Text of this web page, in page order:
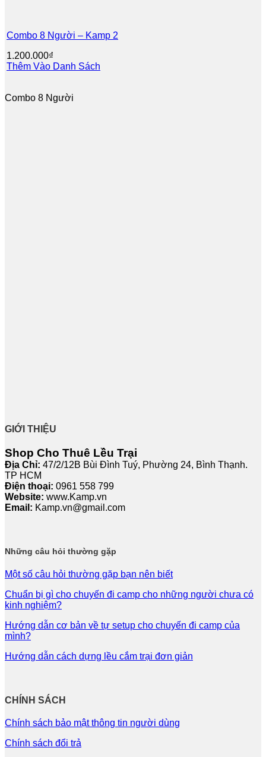
Combo 8 Người – Kamp 2
1.200.000₫
Thêm Vào Danh Sách
Combo 8 Người
GIỚI THIỆU
Shop Cho Thuê Lều Trại
Địa Chỉ: 47/2/12B Bùi Đình Tuý, Phường 24, Bình Thạnh.
TP HCM
Điện thoại: 0961 558 799
Website: www.Kamp.vn
Email: Kamp.vn@gmail.com
Những câu hỏi thường gặp
Một số câu hỏi thường gặp bạn nên biết
Chuẩn bị gì cho chuyến đi camp cho những người chưa có
kinh nghiệm?
Hướng dẫn cơ bản về tự setup cho chuyến đi camp của
mình?
Hướng dẫn cách dựng lều cắm trại đơn giản
CHÍNH SÁCH
Chính sách bảo mật thông tin người dùng
Chính sách đổi trả